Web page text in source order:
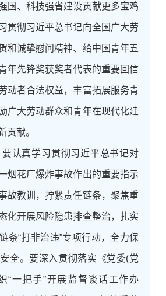
国、科技强省建设贡献更多宝鸡
贯彻习近平总书记向全国广大劳
和诚挚慰问精神、给中国青年五
年先锋奖获奖者代表的重要回信
动者合法权益，丰富拓展服务青
广大劳动群众和青年在现代化建
贡献。
认真学习贯彻习近平总书记对
烟花厂爆炸事故作出的重要指示
故教训，拧紧责任链条，聚焦重
化开展风险隐患排查整治，扎实
条“打非治违”专项行动，全力保
全。要深入贯彻落实《党委(党
“一把手”开展监督谈话工作办